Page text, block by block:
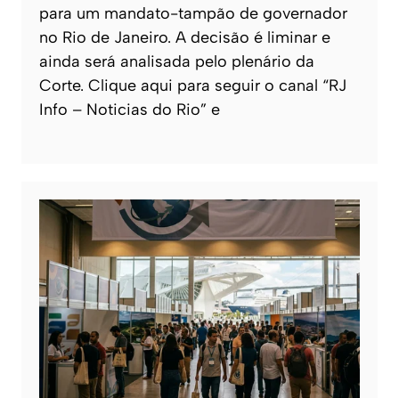
para um mandato-tampão de governador
no Rio de Janeiro. A decisão é liminar e
ainda será analisada pelo plenário da
Corte. Clique aqui para seguir o canal “RJ
Info – Noticias do Rio” e